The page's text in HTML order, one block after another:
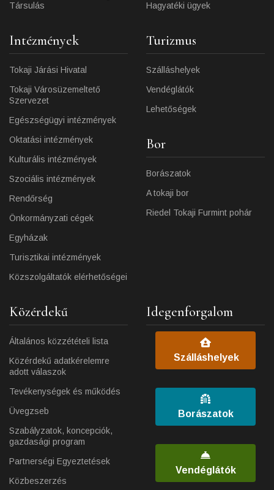
Társulás
Hagyatéki ügyek
Intézmények
Tokaji Járási Hivatal
Tokaji Városüzemeltető
Szervezet
Egészségügyi intézmények
Oktatási intézmények
Kulturális intézmények
Szociális intézmények
Rendőrség
Önkormányzati cégek
Egyházak
Turisztikai intézmények
Közszolgáltatók elérhetőségei
Turizmus
Szálláshelyek
Vendéglátók
Lehetőségek
Bor
Borászatok
A tokaji bor
Riedel Tokaji Furmint pohár
Közérdekű
Általános közzétételi lista
Közérdekű adatkérelemre
adott válaszok
Tevékenységek és működés
Üvegzseb
Szabályzatok, koncepciók,
gazdasági program
Partnerségi Egyeztetések
Közbeszerzés
Idegenforgalom
Szálláshelyek
Borászatok
Vendéglátók